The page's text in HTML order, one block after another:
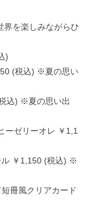
界を楽しみながらひ
)
(税込) ※夏の思い
込) ※夏の思い出
ーゼリーオレ ￥1,1
ル ￥1,150 (税込) ※
冊風クリアカード